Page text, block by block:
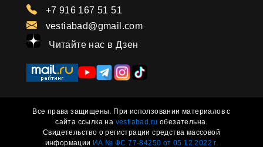
+7 916 167 51 51
vestiabad@gmail.com
Читайте нас в Дзен
Все права защищены. При исползовании материалов с
сайта ссылка на vestiabad.ru обезательна.
Свидетельство о регистрации средства массовой
информации ИА № ФС 77-84250 от 05.12.2022 г.